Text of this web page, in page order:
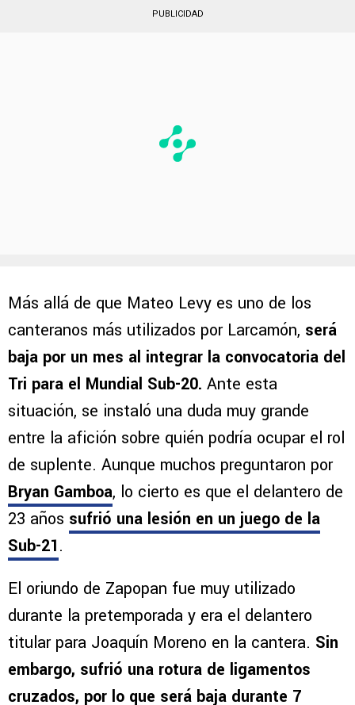
PUBLICIDAD
Más allá de que Mateo Levy es uno de los
canteranos más utilizados por Larcamón, será
baja por un mes al integrar la convocatoria del
Tri para el Mundial Sub-20. Ante esta
situación, se instaló una duda muy grande
entre la afición sobre quién podría ocupar el rol
de suplente. Aunque muchos preguntaron por
Bryan Gamboa, lo cierto es que el delantero de
23 años sufrió una lesión en un juego de la
Sub-21.
El oriundo de Zapopan fue muy utilizado
durante la pretemporada y era el delantero
titular para Joaquín Moreno en la cantera. Sin
embargo, sufrió una rotura de ligamentos
cruzados, por lo que será baja durante 7